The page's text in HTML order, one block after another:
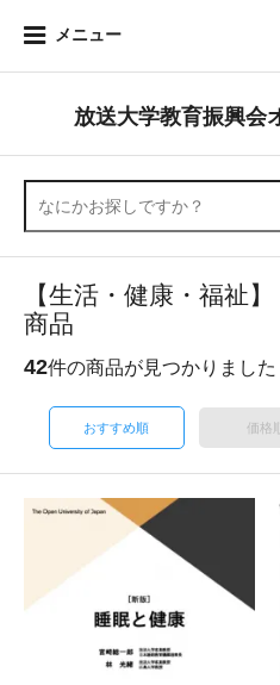
メニュー
放送大学教育振興会
【生活・健康・福祉
商品
42件の商品が見つかりました
おすすめ順 価格